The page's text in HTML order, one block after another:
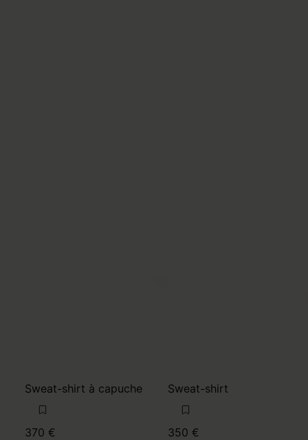
Sweat-shirt à capuche
370 €
Sweat-shirt
350 €